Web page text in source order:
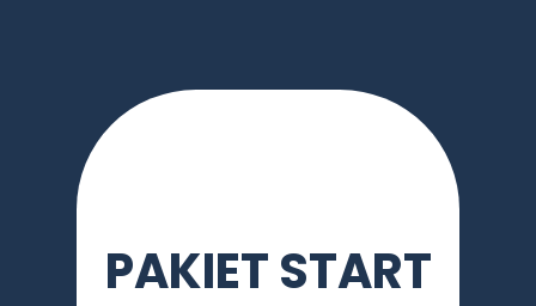
PAKIETSTART